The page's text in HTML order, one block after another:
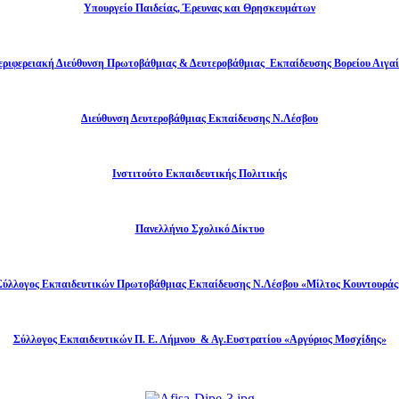
Υπουργείο Παιδείας, Έρευνας και Θρησκευμάτων
Διεύθυνση Πρωτοβάθμιας & Δευτεροβάθμιας Εκπαίδευσης Βορείου
Διεύθυνση Δευτεροβάθμιας Εκπαίδευσης Ν.Λέσβου
Ινστιτούτο Εκπαιδευτικής Πολιτικής
Πανελλήνιο Σχολικό Δίκτυο
Εκπαιδευτικών Πρωτοβάθμιας Εκπαίδευσης Ν.Λέσβου «Μίλτος
Σύλλογος Εκπαιδευτικών Π. Ε. Λήμνου & Αγ.Ευστρατίου «Αργύριος Μοσχίδης»